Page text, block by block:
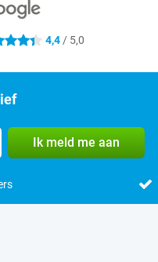
4,4 / 5,0
Ik meld me aan